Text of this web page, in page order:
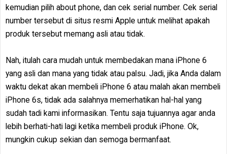
kemudian pilih about phone, dan cek serial number. Cek serial
number tersebut di situs resmi Apple untuk melihat apakah
produk tersebut memang asli atau tidak.
Nah, itulah cara mudah untuk membedakan mana iPhone 6
yang asli dan mana yang tidak atau palsu. Jadi, jika Anda dalam
waktu dekat akan membeli iPhone 6 atau malah akan membeli
iPhone 6s, tidak ada salahnya memerhatikan hal-hal yang
sudah tadi kami informasikan. Tentu saja tujuannya agar anda
lebih berhati-hati lagi ketika membeli produk iPhone. Ok,
mungkin cukup sekian dan semoga bermanfaat.